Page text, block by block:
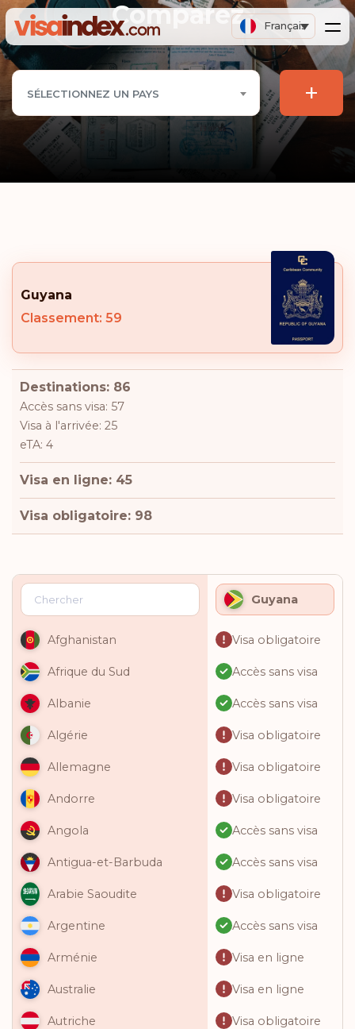
Français
Comparez
SÉLECTIONNEZ UN PAYS +
Guyana
Classement: 59
Destinations: 86
Accès sans visa: 57
Visa à l'arrivée: 25
eTA: 4
Visa en ligne: 45
Visa obligatoire: 98
Guyana
Afghanistan Visa obligatoire
Afrique du Sud Accès sans visa
Albanie Accès sans visa
Algérie Visa obligatoire
Allemagne Visa obligatoire
Andorre Visa obligatoire
Angola Accès sans visa
Antigua-et-Barbuda Accès sans visa
Arabie Saoudite Visa obligatoire
Argentine Accès sans visa
Arménie Visa en ligne
Australie Visa en ligne
Autriche Visa obligatoire